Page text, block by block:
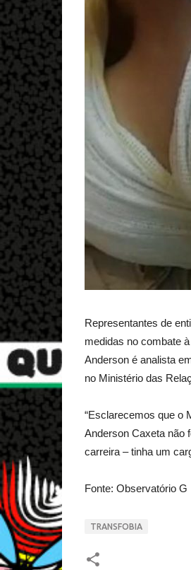
Representantes de
medidas no combate
Anderson é analista
no Ministério das
“Esclarecemos que o
Anderson Caxeta não
carreira – tinha um
Fonte: Observatório G
TRANSFOBIA